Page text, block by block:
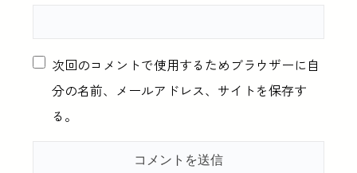
次回のコメントで使用するためブラウザーに自
分の名前、メールアドレス、サイトを保存す
る。